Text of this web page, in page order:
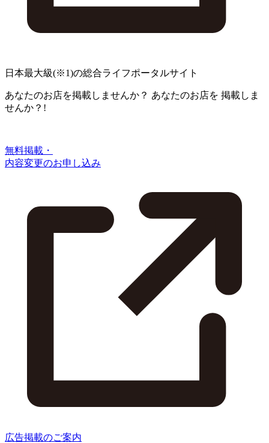
日本最大級(※1)の総合ライフポータルサイト
あなたのお店を掲載しませんか？ あなたのお店を 掲載しま
せんか？!
無料掲載・
内容変更のお申し込み
広告掲載のご案内